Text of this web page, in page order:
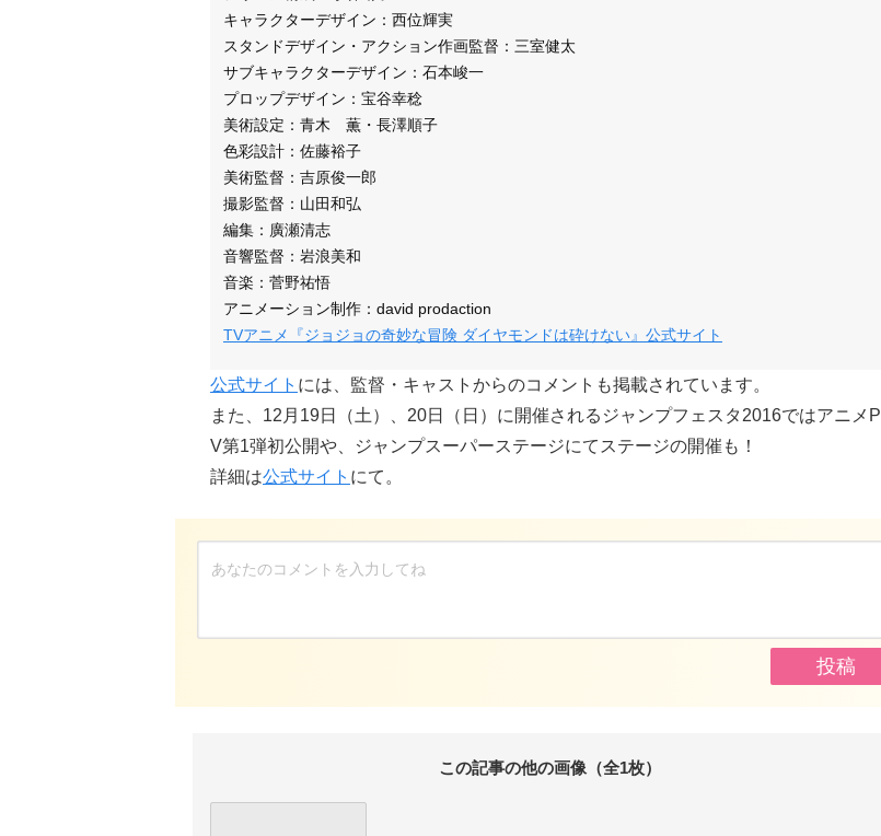
キャラクターデザイン：西位輝実
スタンドデザイン・アクション作画監督：三室健太
サブキャラクターデザイン：石本峻一
プロップデザイン：宝谷幸稔
美術設定：青木 薫・長澤順子
色彩設計：佐藤裕子
美術監督：吉原俊一郎
撮影監督：山田和弘
編集：廣瀬清志
音響監督：岩浪美和
音楽：菅野祐悟
アニメーション制作：david prodaction
TVアニメ『ジョジョの奇妙な冒険 ダイヤモンドは砕けない』公式サイト
公式サイト には、監督・キャストからのコメントも掲載されています。
また、12月19日（土）、20日（日）に開催されるジャンプフェスタ2016ではアニメP
V第1弾初公開や、ジャンプスーパーステージにてステージの開催も！
詳細は公式サイト にて。
この記事の他の画像（全1枚）